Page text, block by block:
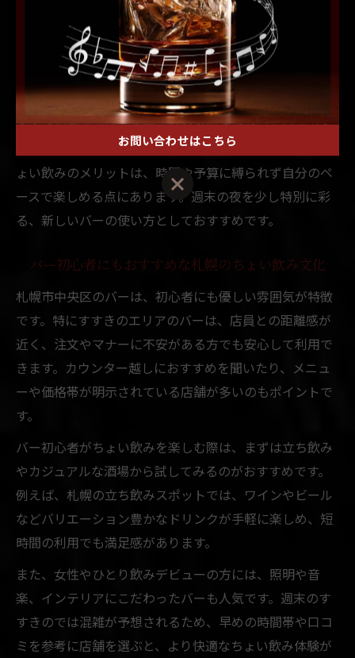
では、クラフトビールやワインをリーズナブルに味わえ
る点が魅力です。多くのバーがカウンター席を中心に設
計されているため、ひとりでも落ち着いて過ごせる空間
が広がっています。
すすきの周辺では、地元産食材を使った軽いおつまみと
ともに、バータイムを満喫できる店舗も増加中です。ち
ょい飲みのメリットは、時間や予算に縛られず自分のペ
ースで楽しめる点にあります。週末の夜を少し特別に彩
る、新しいバーの使い方としておすすめです。
バー初心者にもおすすめな札幌のちょい飲み文化
札幌市中央区のバーは、初心者にも優しい雰囲気が特徴
です。特にすすきのエリアのバーは、店員との距離感が
近く、注文やマナーに不安がある方でも安心して利用で
きます。カウンター越しにおすすめを聞いたり、メニュ
ーや価格帯が明示されている店舗が多いのもポイントで
す。
バー初心者がちょい飲みを楽しむ際は、まずは立ち飲み
やカジュアルな酒場から試してみるのがおすすめです。
例えば、札幌の立ち飲みスポットでは、ワインやビール
などバリエーション豊かなドリンクが手軽に楽しめ、短
時間の利用でも満足感があります。
また、女性やひとり飲みデビューの方には、照明や音
楽、インテリアにこだわったバーも人気です。週末のす
すきのでは混雑が予想されるため、早めの時間帯や口コ
ミを参考に店舗を選ぶと、より快適なちょい飲み体験が
お問い合わせはこちら